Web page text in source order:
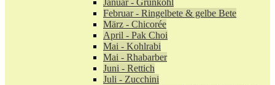
Januar - Grünkohl
Februar - Ringelbete & gelbe Bete
März - Chicorée
April - Pak Choi
Mai - Kohlrabi
Mai - Rhabarber
Juni - Rettich
Juli - Zucchini